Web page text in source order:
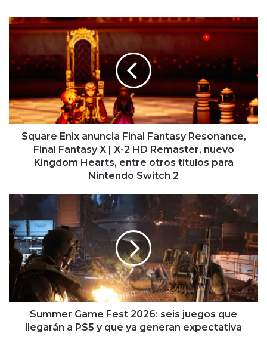
Square
Enix
Final
Fantasy
Resonance,
Final
Fantasy
X
nuevo
Kingdom
Hearts,
entre
otros
títulos
para
Nintendo
Switch
Square Enix anuncia Final Fantasy Resonance,
Final Fantasy X | X-2 HD Remaster, nuevo
Kingdom Hearts, entre otros títulos para
Nintendo Switch 2
Summer
Game
Fest
2026:
seis
juegos
que
llegarán
a
Summer Game Fest 2026: seis juegos que
llegarán a PS5 y que ya generan expectativa